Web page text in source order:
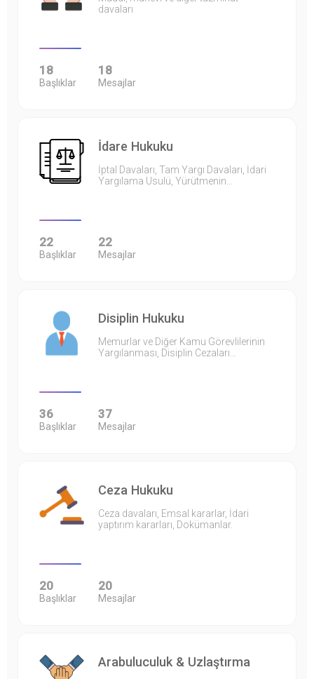
davaları
18
Başlıklar
18
Mesajlar
İdare Hukuku
İptal Davaları, Tam Yargı Davaları, İdari
Yargılama Usulü, Yürütmenin…
22
Başlıklar
22
Mesajlar
Disiplin Hukuku
Memurlar ve Diğer Kamu Görevlilerinin
Yargılanması, Disiplin Cezaları…
36
Başlıklar
37
Mesajlar
Ceza Hukuku
Ceza davaları, Emsal kararlar, İdari
yaptırım kararları, Dokümanlar.
20
Başlıklar
20
Mesajlar
Arabuluculuk & Uzlaştırma